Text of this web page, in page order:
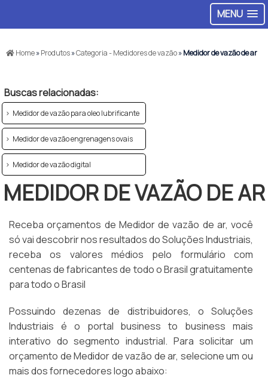
MENU
Home»Produtos»Categoria - Medidores de vazão»Medidor de vazão de ar
Buscas relacionadas:
Medidor de vazão para oleo lubrificante
Medidor de vazão engrenagens ovais
Medidor de vazão digital
MEDIDOR DE VAZÃO DE AR
Receba orçamentos de Medidor de vazão de ar, você
só vai descobrir nos resultados do Soluções Industriais,
receba os valores médios pelo formulário com
centenas de fabricantes de todo o Brasil gratuitamente
para todo o Brasil
Possuindo dezenas de distribuidores, o Soluções
Industriais é o portal business to business mais
interativo do segmento industrial. Para solicitar um
orçamento de Medidor de vazão de ar, selecione um ou
mais dos fornecedores logo abaixo: